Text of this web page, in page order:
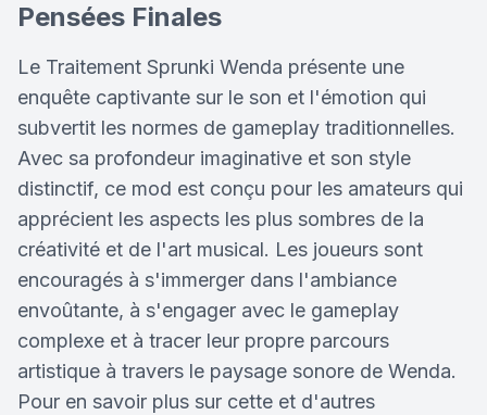
Pensées Finales
Le Traitement Sprunki Wenda présente une
enquête captivante sur le son et l'émotion qui
subvertit les normes de gameplay traditionnelles.
Avec sa profondeur imaginative et son style
distinctif, ce mod est conçu pour les amateurs qui
apprécient les aspects les plus sombres de la
créativité et de l'art musical. Les joueurs sont
encouragés à s'immerger dans l'ambiance
envoûtante, à s'engager avec le gameplay
complexe et à tracer leur propre parcours
artistique à travers le paysage sonore de Wenda.
Pour en savoir plus sur cette et d'autres